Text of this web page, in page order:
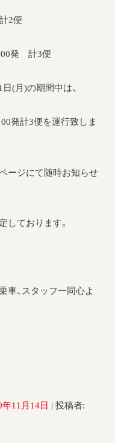
2便
00発 計3便
(月)の期間中は、
00発計3便を運行致しま
ージにて随時お知らせ
しております。
車、スタッフ一同心よ
年11月14日 |投稿者: